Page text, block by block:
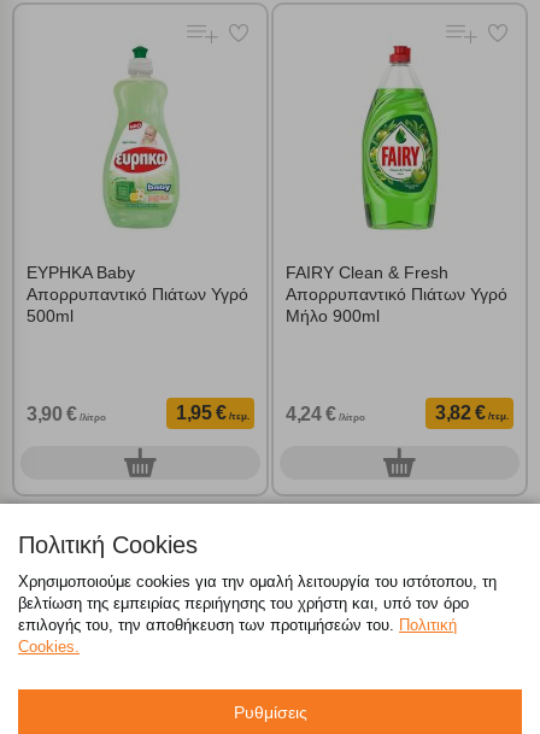
ΕΥΡΗΚΑ Baby
Απορρυπαντικό Πιάτων Υγρό
500ml
3,90 € /λίτρο 1,95 € /τεμ.
0τεμ.
FAIRY Clean & Fresh
Απορρυπαντικό Πιάτων Υγρό
Μήλο 900ml
4,24 € /λίτρο 3,82 € /τεμ.
0τεμ.
Πολιτική Cookies
Χρησιμοποιούμε cookies για την ομαλή λειτουργία του ιστότοπου, τη
βελτίωση της εμπειρίας περιήγησης του χρήστη και, υπό τον όρο
επιλογής του, την αποθήκευση των προτιμήσεών του. Πολιτική
Cookies.
Ρυθμίσεις